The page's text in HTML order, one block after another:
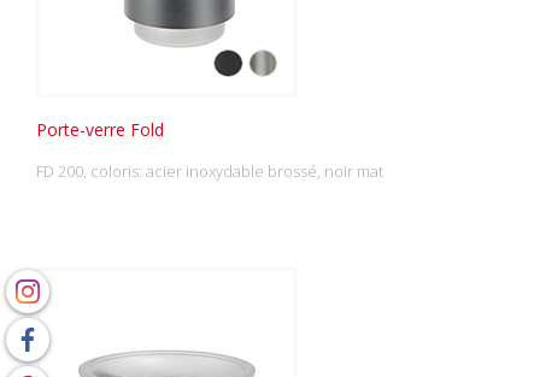
Porte-verre Fold
FD 200, coloris: acier inoxydable brossé, noir mat